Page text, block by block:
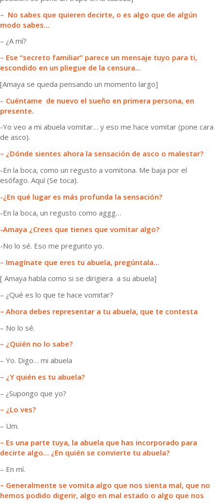
– No sabes que quieren decirte, o es algo que de algún
modo sabes…
– ¿A mí?
– Ese “secreto familiar” parece un mensaje tuyo para ti,
escondido en un pliegue de la censura…
[Amaya se queda pensando un momento largo]
– Cuéntame de nuevo el sueño en primera persona, en
presente.
-Yo veo a mi abuela vomitar… y eso me hace vomitar (pone cara
de asco).
– ¿Dónde sientes ahora la sensación de asco o malestar?
-En la boca, como un regusto a vomitona. Me baja por el
esófago. Aquí (Se toca).
-¿En qué lugar es más profunda la sensación?
-En la boca, un regusto como aggg…
-Amaya ¿Crees que tienes que vomitar algo?
-No lo sé. Eso me pregunto yo.
– Imagínate que eres tu abuela, pregúntala…
[ Amaya habla como si se dirigiera a su abuela]
– ¿Qué es lo que te hace vomitar?
– Ahora debes representar a tu abuela, que te contesta
– No lo sé.
– ¿Quién no lo sabe?
– Yo. Digo… mi abuela
– ¿Y quién es tu abuela?
– ¿Supongo que yo?
– ¿Lo ves?
– Um.
– Es una parte tuya, la abuela que has incorporado para
decirte algo… ¿En quién se convierte tu abuela?
– En mí.
– Generalmente se vomita algo que nos sienta mal, que no
hemos podido digerir, algo en mal estado o algo que nos